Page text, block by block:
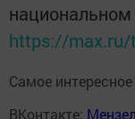
https://max.ru/
Самое
ВКонтакте: